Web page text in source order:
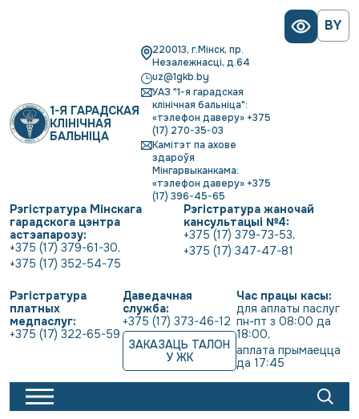
BY
1-Я ГАРАДСКАЯ
КЛІНІЧНАЯ
БАЛЬНІЦА
220013, г.Мінск, пр.
Незалежнасці, д.64
uz@1gkb.by
УАЗ "1-я гарадская
клінічная бальніца":
«тэлефон даверу» +375
(17) 270-35-03
Камітэт па ахове
здароўя
Мінгарвыканкама:
«тэлефон даверу» +375
(17) 396-45-65
Рэгістратура Мінскага
гарадскога цэнтра
астэапарозу:
+375 (17) 379-61-30,
+375 (17) 352-54-75
Рэгістратура жаночай
кансультацыі №4:
+375 (17) 379-73-53,
+375 (17) 347-47-81
Рэгістратура
платных
медпаслуг:
+375 (17) 322-65-59
Даведачная
служба:
+375 (17) 373-46-12
ЗАКАЗАЦЬ ТАЛОН
У ЖК
Час працы касы:
для аплаты паслуг
пн-пт з 08:00 да
18:00,
аплата прымаецца
да 17:45